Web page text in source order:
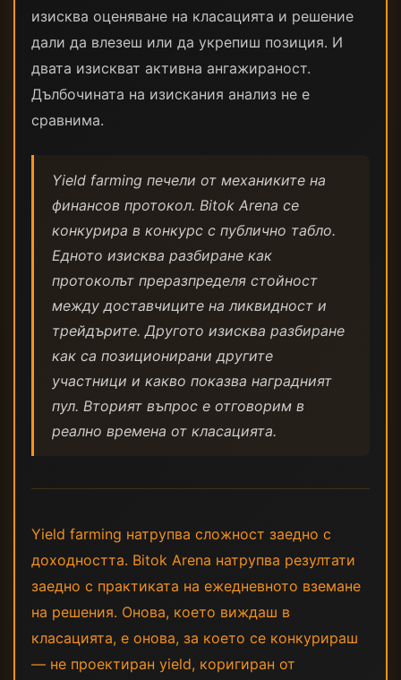
изисква оценяване на класацията и решение
дали да влезеш или да укрепиш позиция. И
двата изискват активна ангажираност.
Дълбочината на изискания анализ не е
сравнима.
Yield farming печели от механиките на
финансов протокол. Bitok Arena се
конкурира в конкурс с публично табло.
Едното изисква разбиране как
протоколът преразпределя стойност
между доставчиците на ликвидност и
трейдърите. Другото изисква разбиране
как са позиционирани другите
участници и какво показва наградният
пул. Вторият въпрос е отговорим в
реално времена от класацията.
Yield farming натрупва сложност заедно с
доходността. Bitok Arena натрупва резултати
заедно с практиката на ежедневното вземане
на решения. Онова, което виждаш в
класацията, е онова, за което се конкурираш
— не проектиран yield, коригиран от